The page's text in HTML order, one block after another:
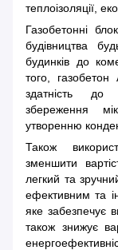
теплоізоляції,
Газобетонні
будівництва
будинків до
того,
здатність до
збереження
утворенню
Також
зменшити
легкий та
ефективним та
яке забезпечує
також знижує